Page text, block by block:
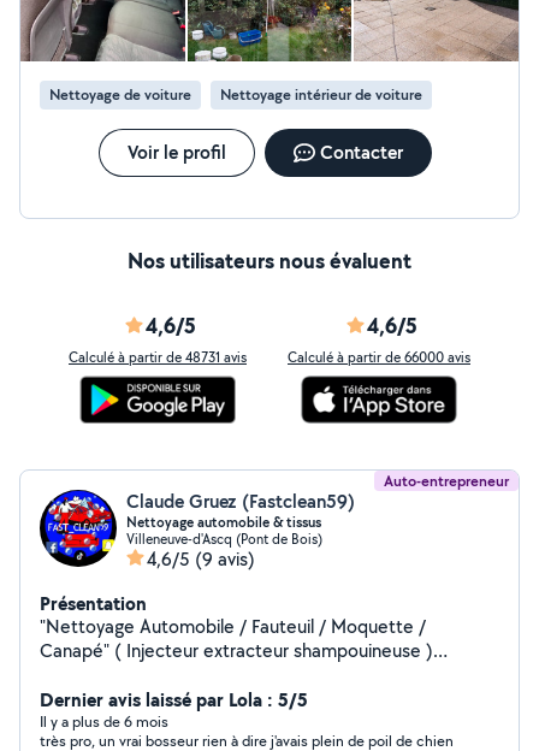
Nettoyage de voiture Nettoyage intérieur de voiture
Voir le profil Contacter
Nos utilisateurs nous évaluent
4,6/5
Calculé à partir de 48731 avis
4,6/5
Calculé à partir de 66000 avis
Auto-entrepreneur
Claude Gruez (Fastclean59)
Nettoyage automobile & tissus
Villeneuve-d'Ascq (Pont de Bois)
4,6/5 (9 avis)
Présentation
"Nettoyage Automobile / Fauteuil / Moquette /
Canapé" ( Injecteur extracteur shampouineuse )
etc.. Zéro six - soixante trois - quatre.vingt cinq -
quatre.vingt quinze - dix huit
Dernier avis laissé par Lola : 5/5
Il y a plus de 6 mois
très pro, un vrai bosseur rien à dire j'avais plein de poil de chien